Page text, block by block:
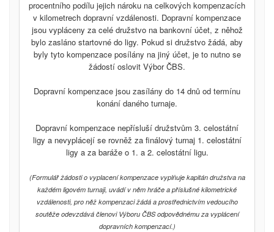
procentního podílu jejich nároku na celkových kompenzacích
v kilometrech dopravní vzdálenosti. Dopravní kompenzace
jsou vypláceny za celé družstvo na bankovní účet, z něhož
bylo zasláno startovné do ligy. Pokud si družstvo žádá, aby
byly tyto kompenzace posílány na jiný účet, je to nutno se
žádostí oslovit Výbor ČBS.
Dopravní kompenzace jsou zasílány do 14 dnů od termínu
konání daného turnaje.
Dopravní kompenzace nepřísluší družstvům 3. celostátní
ligy a nevyplácejí se rovněž za finálový turnaj 1. celostátní
ligy a za baráže o 1. a 2. celostátní ligu.
(Formulář žádosti o vyplacení kompenzace vyplňuje kapitán družstva na
každém ligovém turnaji, uvádí v něm hráče a příslušné kilometrické
vzdálenosti, pro něž kompenzaci žádá a prostřednictvím vedoucího
soutěže odevzdává členovi Výboru ČBS odpovědnému za vyplácení
dopravních kompenzací.)